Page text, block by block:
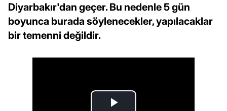
Diyarbakır'dan geçer. Bu nedenle 5 gün
boyunca burada söylenecekler, yapılacaklar
bir temenni değildir.